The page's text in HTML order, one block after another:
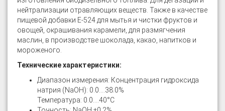
нейтрализации отравляющих веществ. Также в качестве
пищевой добавки E-524 для мытья и чистки фруктов и
овощей, окрашивания карамели, для размягчения
маслин, в производстве шоколада, какао, напитков и
мороженого.
Технические характеристики:
Диапазон измерения: Концентрация гидроксида
натрия (NaOH): 0.0....38.0%
Температура: 0.0....40°C